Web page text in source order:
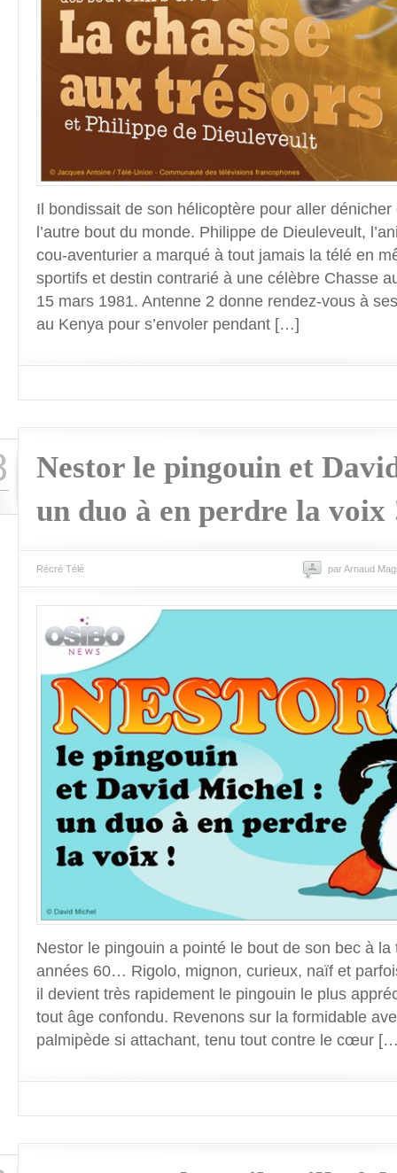
Il bondissait de son hélicoptère pour aller
l’autre bout du monde. Philippe de Dieuleveult,
cou-aventurier a marqué à tout jamais la télé en
sportifs et destin contrarié à une célèbre Chasse
15 mars 1981. Antenne 2 donne rendez-vous à
au Kenya pour s’envoler pendant […]
Nestor le pingouin et
un duo à en perdre la voix
Récré Télé par Arnaud
Nestor le pingouin a pointé le bout de son bec à la
années 60… Rigolo, mignon, curieux, naïf et
il devient très rapidement le pingouin le plus
tout âge confondu. Revenons sur la formidable
palmipède si attachant, tenu tout contre le cœur